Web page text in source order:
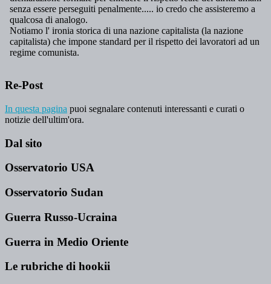
Re-Post
In questa pagina puoi segnalare contenuti interessanti e curati o
notizie dell'ultim'ora.
Dal sito
Osservatorio USA
Osservatorio Sudan
Guerra Russo-Ucraina
Guerra in Medio Oriente
Le rubriche di hookii